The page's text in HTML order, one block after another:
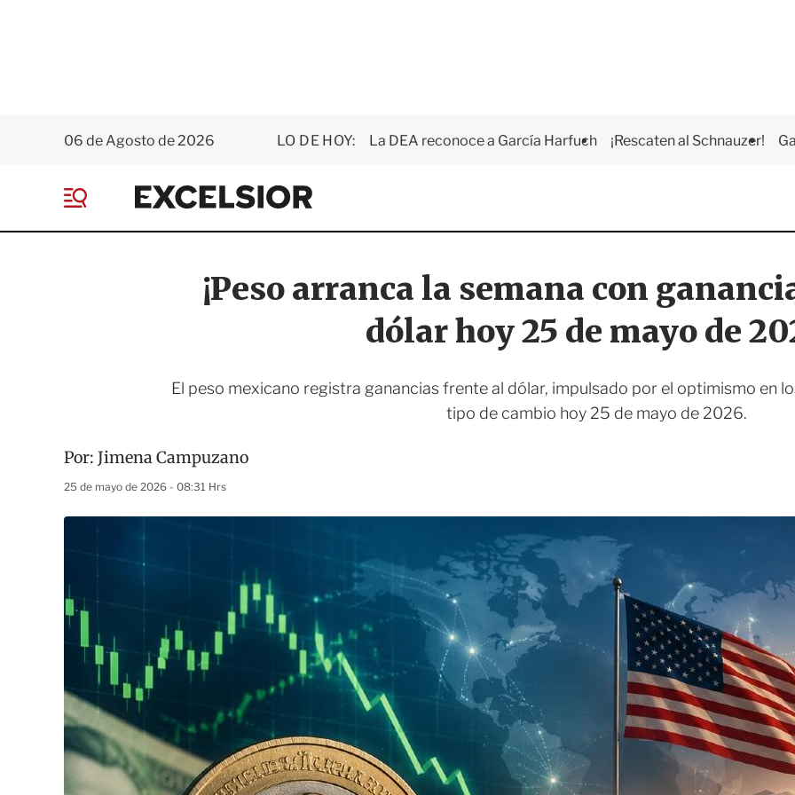
06 de Agosto de 2026 LO DE HOY: La DEA reconoce a García Harfuch ¡Rescaten al Schnauzer!
E
x
e
i
o
e
¡Peso arranca la semana con
dólar hoy 25 de mayo de
El peso mexicano registra ganancias frente al dólar, impulsado por el optimismo en
tipo de cambio hoy 25 de mayo de 2026.
Por: Jimena Campuzano
25 de mayo de 2026 - 08:31 Hrs